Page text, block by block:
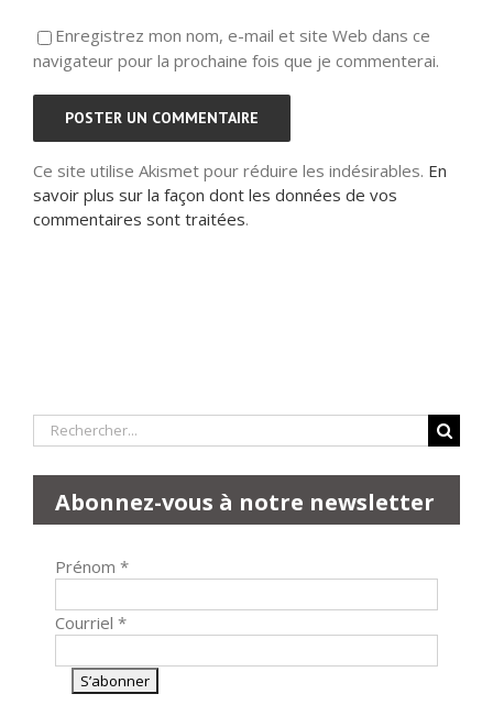
Enregistrez mon nom, e-mail et site Web dans ce
navigateur pour la prochaine fois que je commenterai.
Ce site utilise Akismet pour réduire les indésirables. En
savoir plus sur la façon dont les données de vos
commentaires sont traitées.
Rechercher:
Abonnez-vous à notre newsletter
Prénom *
Courriel *